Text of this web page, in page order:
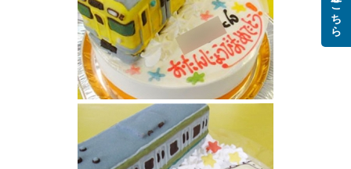
黄色い電車 西武鉄道9000系ケーキ